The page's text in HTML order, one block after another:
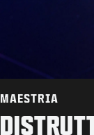
MAESTRIA